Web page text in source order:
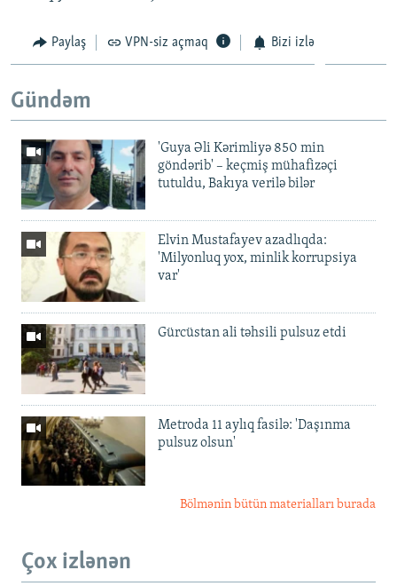
Paylaş VPN-siz açmaq Bizi izlə
Gündəm
'Guya Əli Kərimliyə 850 min
göndərib' – keçmiş mühafizəçi
tutuldu, Bakıya verilə bilər
Elvin Mustafayev azadlıqda:
'Milyonluq yox, minlik korrupsiya
var'
Gürcüstan ali təhsili pulsuz etdi
Metroda 11 aylıq fasilə: 'Daşınma
pulsuz olsun'
Bölmənin bütün materialları burada
Çox izlənən